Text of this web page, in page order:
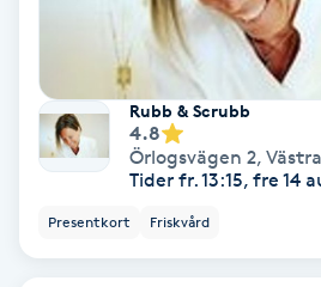
Hollywood Peel
Hot Stone Massage
Hot yoga
Hudföryngring
Rubb & Scrubb
4.8
Örlogsvägen 2,
Tider fr. 13:15, fre 14
Presentkort Friskvård